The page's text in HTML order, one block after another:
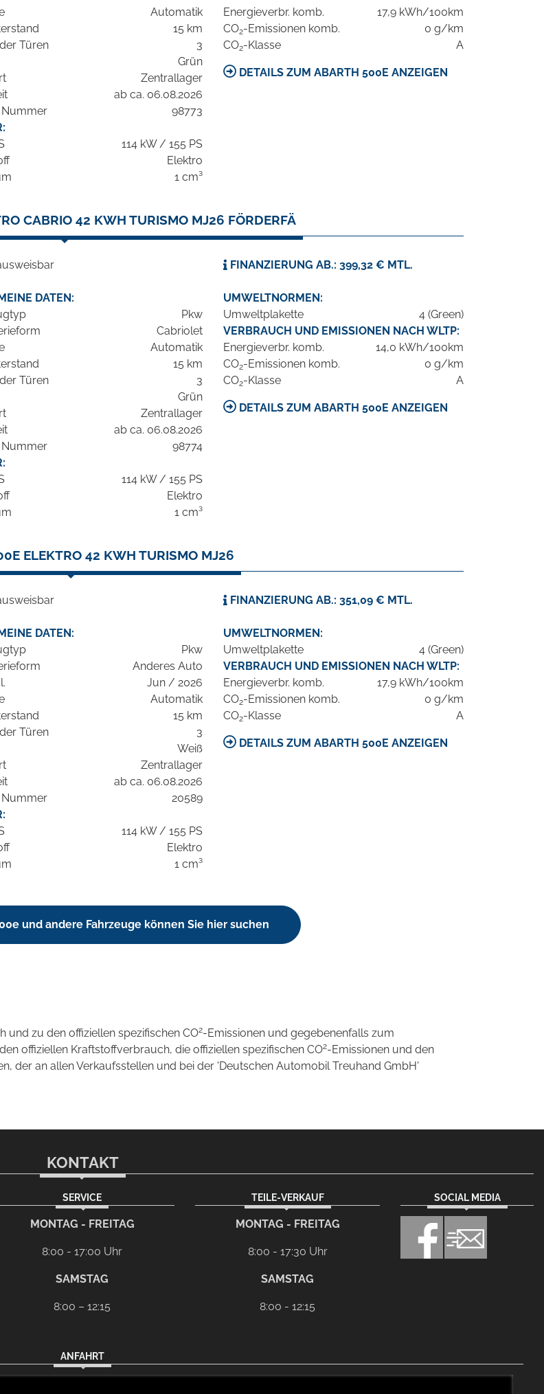
Automatik
15 km
Türen
3
Grün
Zentrallager
ab ca. 06.08.2026
Nummer
98773
114 kW / 155 PS
Elektro
1 cm³
Energieverbr. komb.
17,9 kWh/100km
CO2-Emissionen komb.
0 g/km
CO2-Klasse A
DETAILS ZUM ABARTH 500E ANZEIGEN
CABRIO 42 KWH TURISMO MJ26 FÖRDERFÄ
FINANZIERUNG AB.: 399,32 € MTL.
DATEN:
Pkw
Cabriolet
Automatik
15 km
Türen
3
Grün
Zentrallager
ab ca. 06.08.2026
Nummer
98774
114 kW / 155 PS
Elektro
1 cm³
UMWELTNORMEN:
Umweltplakette
4 (Green)
VERBRAUCH UND EMISSIONEN NACH WLTP:
Energieverbr. komb.
14,0 kWh/100km
CO2-Emissionen komb.
0 g/km
CO2-Klasse A
DETAILS ZUM ABARTH 500E ANZEIGEN
ELEKTRO 42 KWH TURISMO MJ26
FINANZIERUNG AB.: 351,09 € MTL.
DATEN:
Pkw
Anderes Auto
Jun / 2026
Automatik
15 km
Türen
3
Weiß
Zentrallager
ab ca. 06.08.2026
Nummer
20589
114 kW / 155 PS
Elektro
1 cm³
UMWELTNORMEN:
Umweltplakette
4 (Green)
VERBRAUCH UND EMISSIONEN NACH WLTP:
Energieverbr. komb.
17,9 kWh/100km
CO2-Emissionen komb.
0 g/km
CO2-Klasse A
DETAILS ZUM ABARTH 500E ANZEIGEN
und andere Fahrzeuge können Sie hier suchen
und zu den offiziellen spezifischen CO2-Emissionen und gegebenenfalls zum
offiziellen Kraftstoffverbrauch, die offiziellen spezifischen CO2-Emissionen und den
der an allen Verkaufsstellen und bei der 'Deutschen Automobil Treuhand GmbH'
KONTAKT
SERVICE
MONTAG - FREITAG
8:00 - 17:00 Uhr
SAMSTAG
8:00 – 12:15
TEILE-VERKAUF
MONTAG - FREITAG
8:00 - 17:30 Uhr
SAMSTAG
8:00 - 12:15
SOCIAL MEDIA
ANFAHRT